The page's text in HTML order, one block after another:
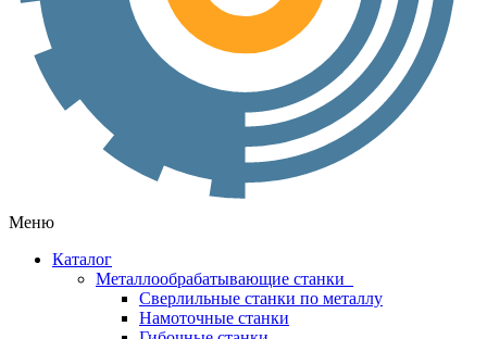
Меню
Каталог
Металлообрабатывающие станки
Сверлильные станки по металлу
Намоточные станки